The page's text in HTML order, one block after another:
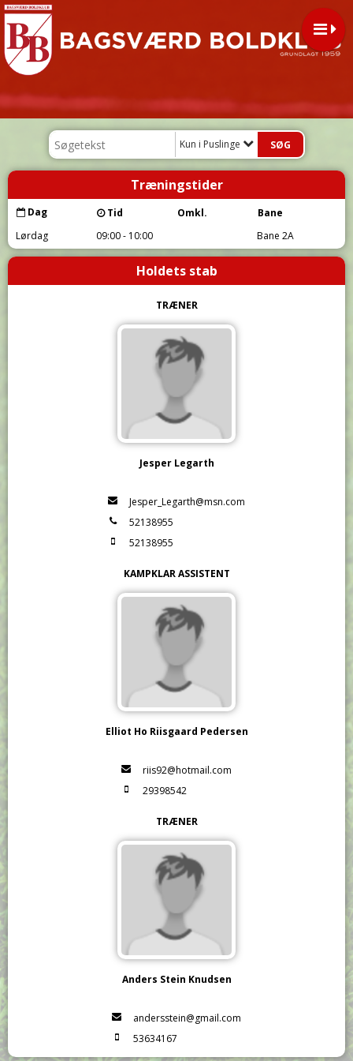
Kun i Puslinge
Træningstider
Dag Tid Omkl.
Bane
Lørdag
09:00 - 10:00 Bane 2A
Holdets stab
TRÆNER
Jesper Legarth
Jesper_Legarth@msn.com
52138955
52138955
KAMPKLAR ASSISTENT
Elliot Ho Riisgaard Pedersen
riis92@hotmail.com
29398542
TRÆNER
Anders Stein Knudsen
andersstein@gmail.com
53634167